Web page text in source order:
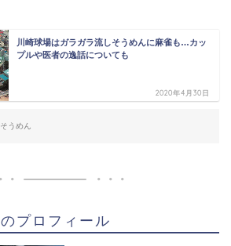
川崎球場はガラガラ流しそうめんに麻雀も…カッ
プルや医者の逸話についても
2020年4月30日
うめん
プロフィール